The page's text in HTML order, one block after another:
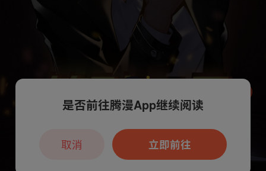
本章节仅支持App阅读，可打开App新用
户7天免费看
是否前往腾漫App继续阅读
立即前往
取消